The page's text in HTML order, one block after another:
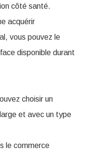
côté santé.
acquérir
vous pouvez le
disponible durant
choisir un
et avec un type
le commerce